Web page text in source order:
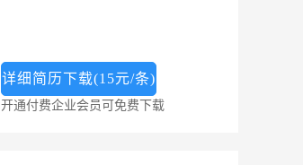
详细简历下载(15元/条)
开通付费企业会员可免费下载